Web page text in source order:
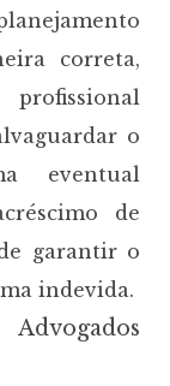
correta,
o
eventual
de
garantir o
indevida.